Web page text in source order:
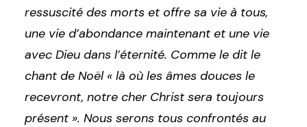
ressuscité des morts et offre sa vie à tous,
une vie d’abondance maintenant et une vie
avec Dieu dans l’éternité. Comme le dit le
chant de Noël « là où les âmes douces le
recevront, notre cher Christ sera toujours
présent ». Nous serons tous confrontés au